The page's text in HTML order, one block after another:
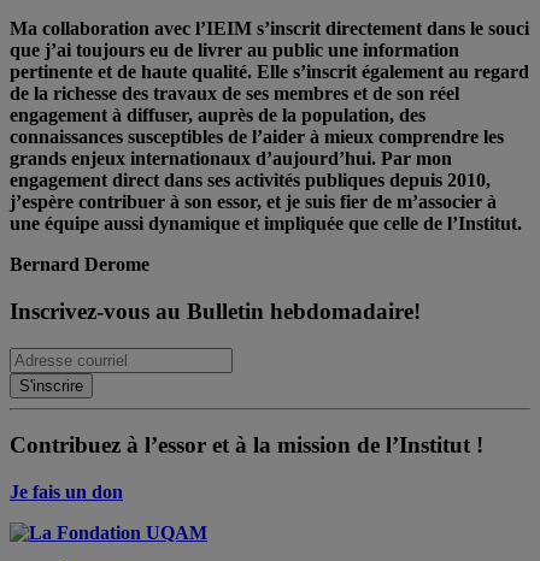
Ma collaboration avec l’IEIM s’inscrit directement dans le souci
que j’ai toujours eu de livrer au public une information
pertinente et de haute qualité. Elle s’inscrit également au regard
de la richesse des travaux de ses membres et de son réel
engagement à diffuser, auprès de la population, des
connaissances susceptibles de l’aider à mieux comprendre les
grands enjeux internationaux d’aujourd’hui. Par mon
engagement direct dans ses activités publiques depuis 2010,
j’espère contribuer à son essor, et je suis fier de m’associer à
une équipe aussi dynamique et impliquée que celle de l’Institut.
Bernard Derome
Inscrivez-vous au Bulletin hebdomadaire!
Contribuez à l’essor et à la mission de l’Institut !
Je fais un don